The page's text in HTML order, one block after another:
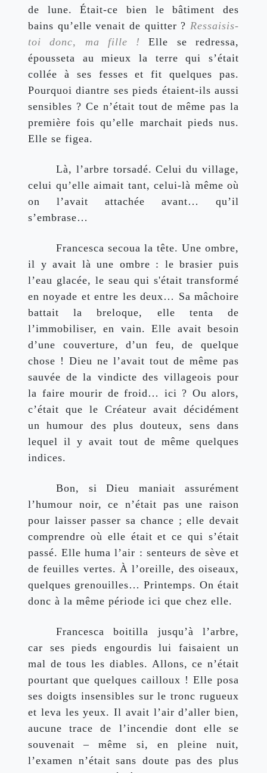
de lune. Était-ce bien le bâtiment des
bains qu’elle venait de quitter ? Ressaisis-
toi donc, ma fille ! Elle se redressa,
épousseta au mieux la terre qui s’était
collée à ses fesses et fit quelques pas.
Pourquoi diantre ses pieds étaient-ils aussi
sensibles ? Ce n’était tout de même pas la
première fois qu’elle marchait pieds nus.
Elle se figea.
Là, l’arbre torsadé. Celui du village,
celui qu’elle aimait tant, celui-là même où
on l’avait attachée avant… qu’il
s’embrase…
Francesca secoua la tête. Une ombre,
il y avait là une ombre : le brasier puis
l’eau glacée, le seau qui s'était transformé
en noyade et entre les deux… Sa mâchoire
battait la breloque, elle tenta de
l’immobiliser, en vain. Elle avait besoin
d’une couverture, d’un feu, de quelque
chose ! Dieu ne l’avait tout de même pas
sauvée de la vindicte des villageois pour
la faire mourir de froid… ici ? Ou alors,
c’était que le Créateur avait décidément
un humour des plus douteux, sens dans
lequel il y avait tout de même quelques
indices.
Bon, si Dieu maniait assurément
l’humour noir, ce n’était pas une raison
pour laisser passer sa chance ; elle devait
comprendre où elle était et ce qui s’était
passé. Elle huma l’air : senteurs de sève et
de feuilles vertes. À l’oreille, des oiseaux,
quelques grenouilles… Printemps. On était
donc à la même période ici que chez elle.
Francesca boitilla jusqu’à l’arbre,
car ses pieds engourdis lui faisaient un
mal de tous les diables. Allons, ce n’était
pourtant que quelques cailloux ! Elle posa
ses doigts insensibles sur le tronc rugueux
et leva les yeux. Il avait l’air d’aller bien,
aucune trace de l’incendie dont elle se
souvenait – même si, en pleine nuit,
l’examen n’était sans doute pas des plus